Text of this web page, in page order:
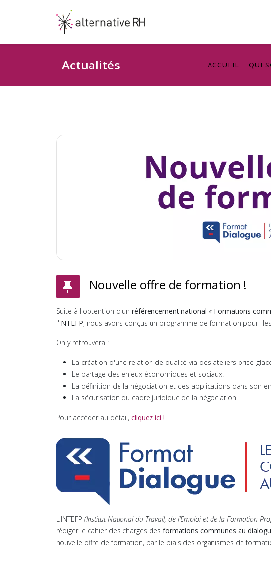
ACCUEIL QUI
Actualités
Nouvelle offre de formation !
Suite à l'obtention d'un référencement national « Formations
l'INTEFP, nous avons conçus un programme de formation pour
On y retrouvera :
La création d'une relation de qualité via des ateliers brise-
Le partage des enjeux économiques et sociaux.
La définition de la négociation et des applications dans son
La sécurisation du cadre juridique de la négociation.
Pour accéder au détail, cliquez ici !
L'INTEFP (Institut National du Travail, de l'Emploi et de la Formation
rédiger le cahier des charges des formations communes au
nouvelle offre de formation, par le biais des organismes de